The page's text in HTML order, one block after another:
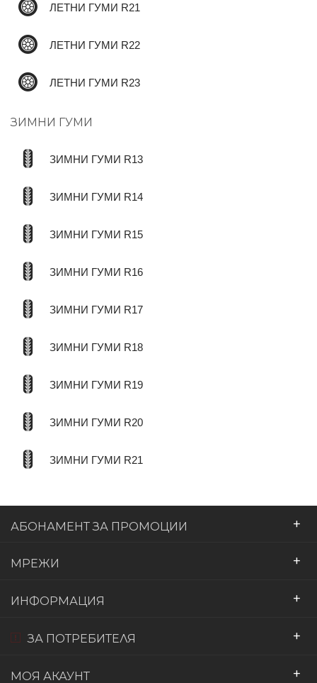
ЛЕТНИ ГУМИ R21
ЛЕТНИ ГУМИ R22
ЛЕТНИ ГУМИ R23
ЗИМНИ ГУМИ
ЗИМНИ ГУМИ R13
ЗИМНИ ГУМИ R14
ЗИМНИ ГУМИ R15
ЗИМНИ ГУМИ R16
ЗИМНИ ГУМИ R17
ЗИМНИ ГУМИ R18
ЗИМНИ ГУМИ R19
ЗИМНИ ГУМИ R20
ЗИМНИ ГУМИ R21
АБОНАМЕНТ ЗА ПРОМОЦИИ +
МРЕЖИ +
ИНФОРМАЦИЯ +
ЗА ПОТРЕБИТЕЛЯ +
МОЯ АКАУНТ +